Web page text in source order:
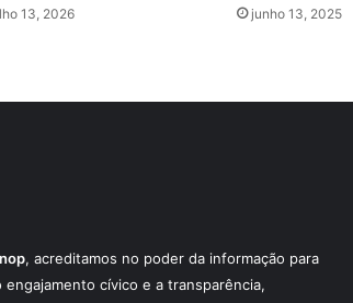
13, 2026 junho 13, 2025
, acreditamos no poder da informação para
engajamento cívico e a transparência,